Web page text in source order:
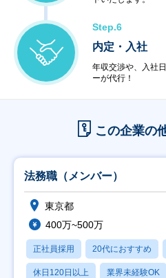
Step.6
内定・入社
年収交渉や、入社
ーが代行！
この企業の
法務職（メンバー）
東京都
400万~500万
正社員採用 20代におすすめ
休日120日以上 業界未経験OK